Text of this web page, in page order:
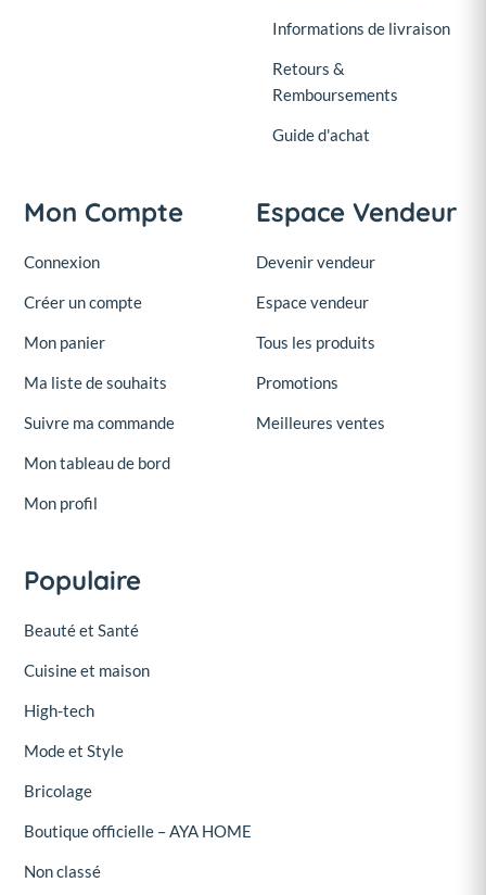
Informations de livraison
Retours &
Remboursements
Guide d'achat
Mon Compte
Connexion
Créer un compte
Mon panier
Ma liste de souhaits
Suivre ma commande
Mon tableau de bord
Mon profil
Espace Vendeur
Devenir vendeur
Espace vendeur
Tous les produits
Promotions
Meilleures ventes
Populaire
Beauté et Santé
Cuisine et maison
High-tech
Mode et Style
Bricolage
Boutique officielle – AYA HOME
Non classé